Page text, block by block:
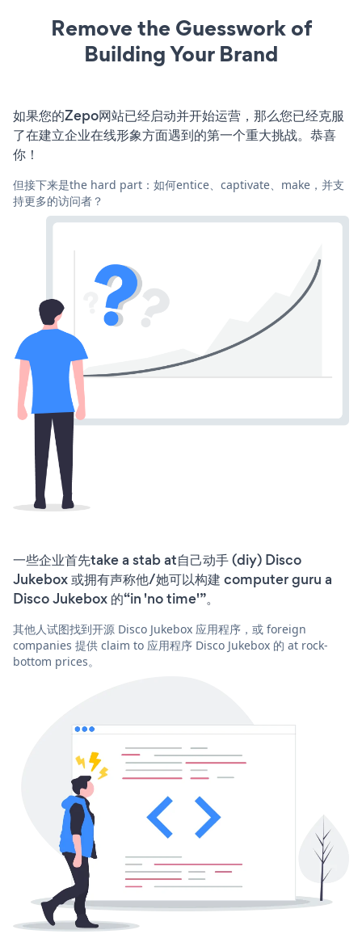
Remove the Guesswork of
Building Your Brand
如果您的Zepo网站已经启动并开始运营，那么您已经克服
了在建立企业在线形象方面遇到的第一个重大挑战。恭喜
你！
但接下来是the hard part：如何entice、captivate、make，并支
持更多的访问者？
一些企业首先take a stab at自己动手 (diy) Disco
Jukebox 或拥有声称他/她可以构建 computer guru a
Disco Jukebox 的“in 'no time'”。
其他人试图找到开源 Disco Jukebox 应用程序，或 foreign
companies 提供 claim to 应用程序 Disco Jukebox 的 at rock-
bottom prices。